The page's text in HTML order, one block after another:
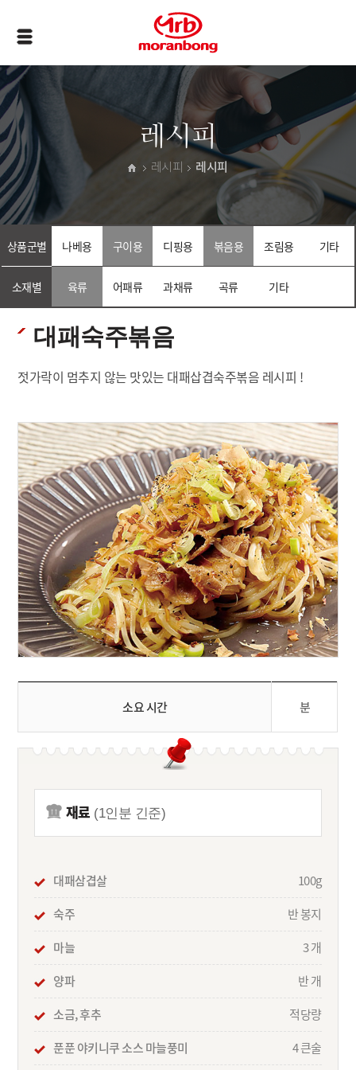
레시피
레시피 레시피
상품군별 나베용 구이용 디핑용 볶음용 조림용 기타
소재별 육류 어패류 과채류 곡류 기타
대패숙주볶음
젓가락이 멈추지 않는 맛있는 대패삽겹숙주볶음 레시피 !
소요 시간 분
재료 (1인분 긴준)
대패삼겹살
100g
숙주
반 봉지
마늘
3 개
양파
반 개
소금, 후추
적당량
푼푼 야키니쿠 소스 마늘풍미
4 큰술